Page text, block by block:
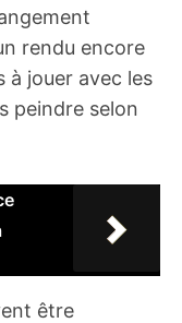
rendu encore
à jouer avec les
peindre selon
être